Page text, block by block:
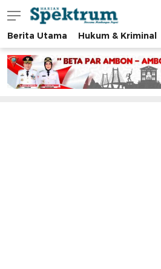
spektrumonline.com
Berita Utama Hukum & Kriminal